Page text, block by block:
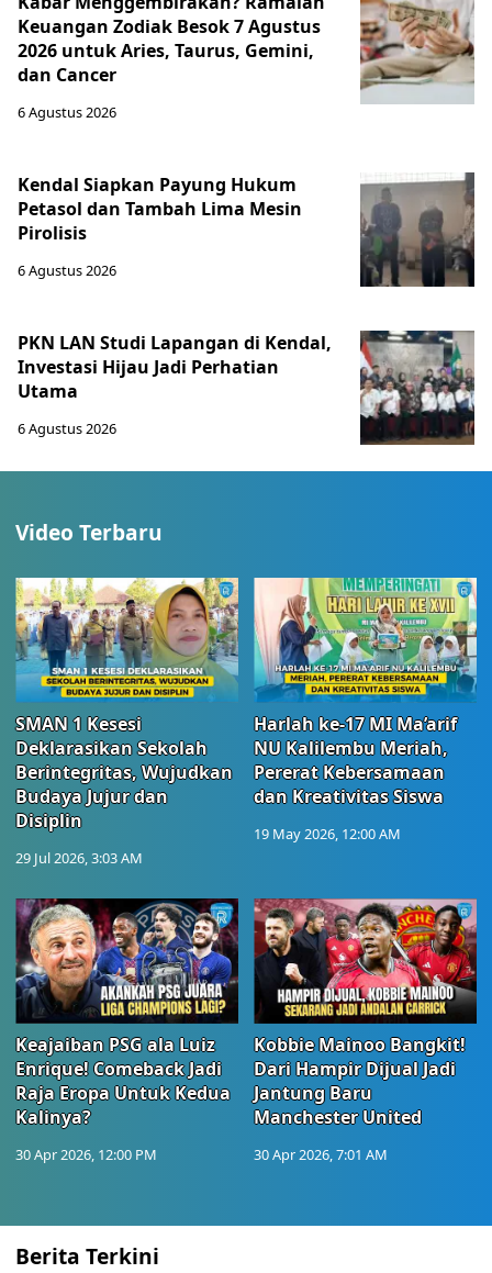
Keuangan Zodiak Besok 7 Agustus
2026 untuk Aries, Taurus, Gemini,
dan Cancer
6 Agustus 2026
Kendal Siapkan Payung Hukum
Petasol dan Tambah Lima Mesin
Pirolisis
6 Agustus 2026
PKN LAN Studi Lapangan di Kendal,
Investasi Hijau Jadi Perhatian
Utama
6 Agustus 2026
Video Terbaru
SMAN 1 Kesesi
Deklarasikan Sekolah
Berintegritas, Wujudkan
Budaya Jujur dan
Disiplin
29 Jul 2026, 3:03 AM
Harlah ke-17 MI Ma’arif
NU Kalilembu Meriah,
Pererat Kebersamaan
dan Kreativitas Siswa
19 May 2026, 12:00 AM
Keajaiban PSG ala Luiz
Enrique! Comeback Jadi
Raja Eropa Untuk Kedua
Kalinya?
30 Apr 2026, 12:00 PM
Kobbie Mainoo Bangkit!
Dari Hampir Dijual Jadi
Jantung Baru
Manchester United
30 Apr 2026, 7:01 AM
Berita Terkini